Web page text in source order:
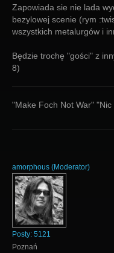
Zapowiada sie nie lada
bezylowej scenie (rym
wszystkich metalurgów i
Będzie trochę "gości" z
8)
"Make Foch Not War"
amorphous (Moderator)
Posty: 5121
Poznań